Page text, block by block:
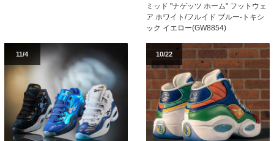
ミッド "ナゲッツ ホーム" フットウェ
ア ホワイト/フルイド ブルー-トキシ
ック イエロー(GW8854)
11/4 10/22